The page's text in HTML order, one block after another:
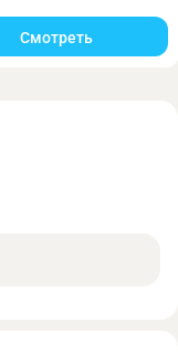
Смотреть